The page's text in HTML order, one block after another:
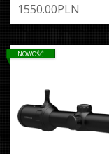
1550.00PLN
NOWOŚĆ